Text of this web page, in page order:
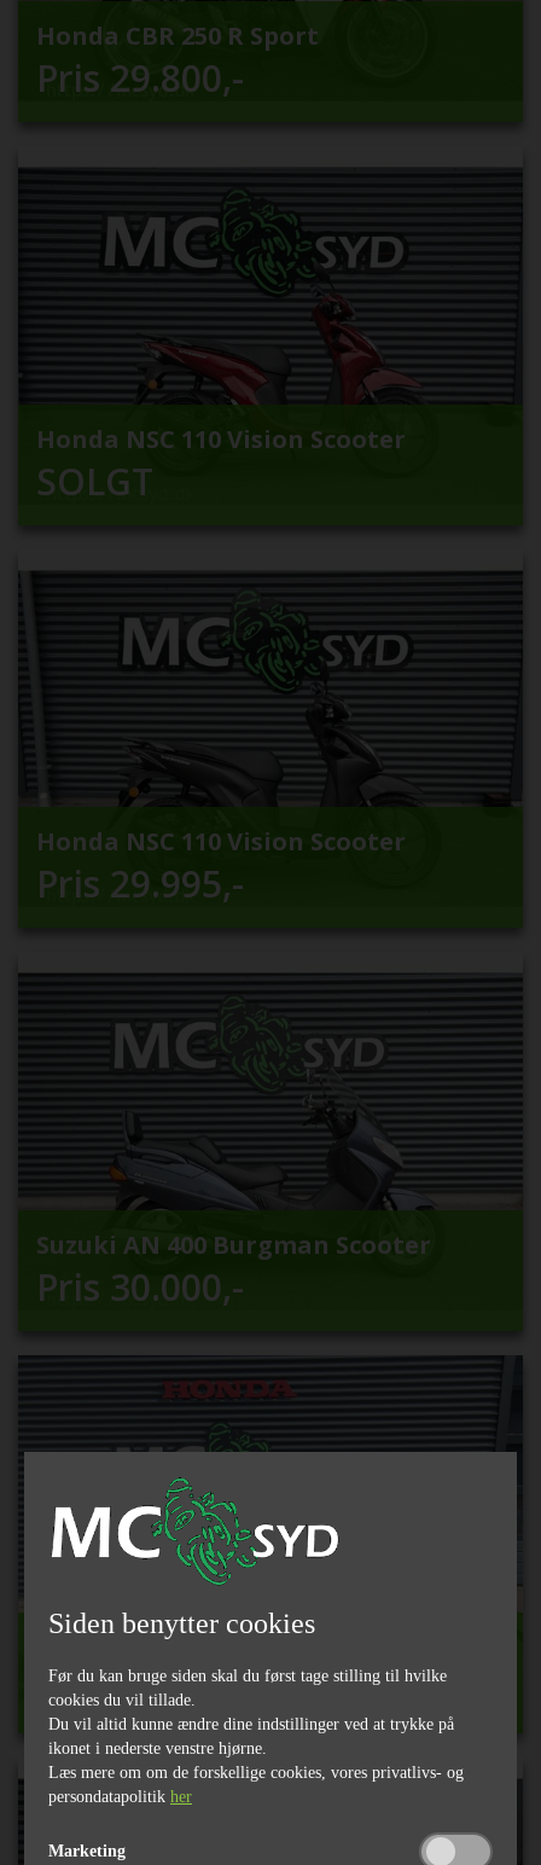
Honda CBR 250 R Sport
Pris 29.800,-
Honda NSC 110 Vision Scooter
SOLGT
Honda NSC 110 Vision Scooter
Pris 29.995,-
Suzuki AN 400 Burgman Scooter
Pris 30.000,-
Kawasaki ZR-7 Street
Pris34.800,-
Siden benytter cookies
Før du kan bruge siden skal du først tage stilling til hvilke
cookies du vil tillade.
Du vil altid kunne ændre dine indstillinger ved at trykke på
ikonet i nederste venstre hjørne.
Læs mere om om de forskellige cookies, vores privatlivs- og
persondatapolitik her
Marketing